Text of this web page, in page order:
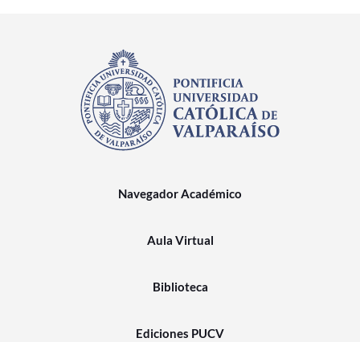
Navegador Académico
Aula Virtual
Biblioteca
Ediciones PUCV